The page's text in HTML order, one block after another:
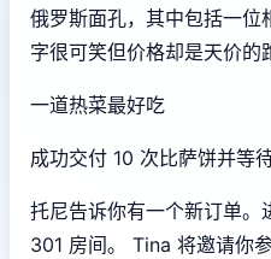
俄罗斯面孔，其中包括一位
字很可笑但价格却是天价的
一道热菜最好吃
成功交付 10 次比萨饼并等
托尼告诉你有一个新订单。
301 房间。 Tina 将邀请你